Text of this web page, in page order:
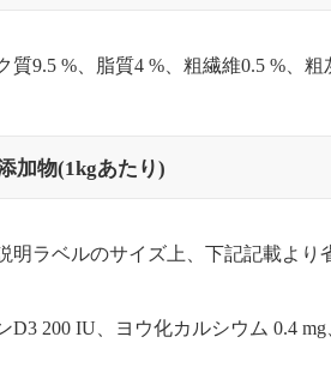
質9.5 %、脂質4 %、粗繊維0.5 %、粗
加物(1kgあたり)
明ラベルのサイズ上、下記記載より
D3 200 IU、ヨウ化カルシウム 0.4